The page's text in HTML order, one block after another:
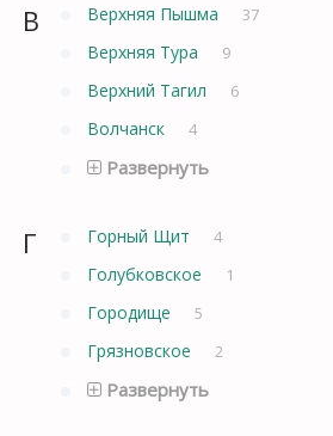
В Верхняя Пышма 37
Верхняя Тура 9
Верхний Тагил 6
Волчанск 4
Развернуть
Г Горный Щит 4
Голубковское 1
Городище 5
Грязновское 2
Развернуть